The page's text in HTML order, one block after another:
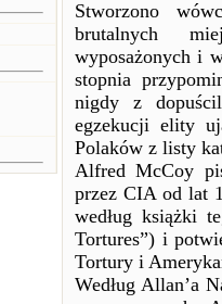
Stworzono
brutalnych
wyposażonych i
stopnia
nigdy z
egzekucji elity
Polaków z listy
Alfred McCoy
przez CIA od lat
według książki
Tortures”) i
Tortury i
Według Allan’a